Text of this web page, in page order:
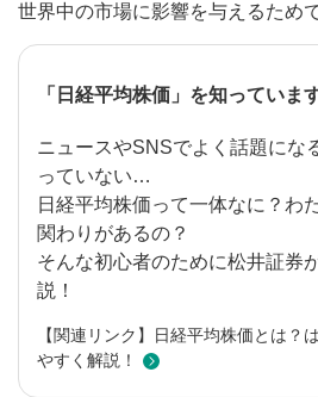
世界中の市場に影響を与えるためで
「日経平均株価」を知っていま
ニュースやSNSでよく話題にな
っていない…
日経平均株価って一体なに？わ
関わりがあるの？
そんな初心者のために松井証券
説！
【関連リンク】日経平均株価とは？
やすく解説！